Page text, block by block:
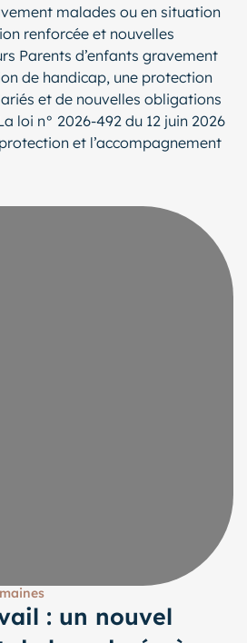
malades ou en situation
renforcée et nouvelles
Parents d’enfants gravement
de handicap, une protection
et de nouvelles obligations
loi n° 2026-492 du 12 juin 2026
et l’accompagnement
: un nouvel